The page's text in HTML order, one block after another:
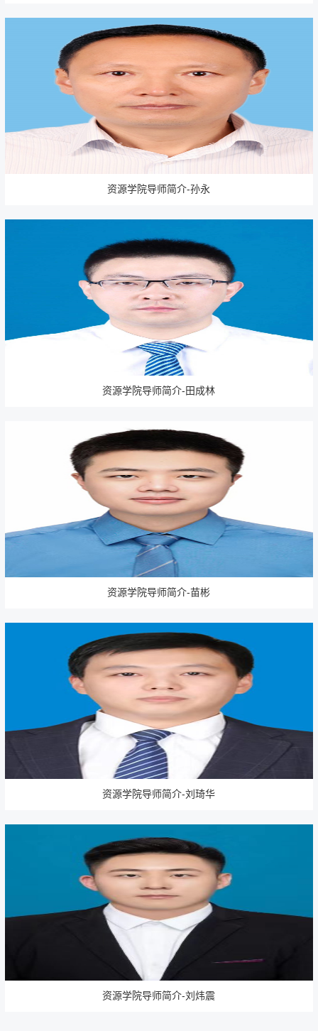
资源学院导师简介-孙永
资源学院导师简介-田成林
资源学院导师简介-苗彬
资源学院导师简介-刘琦华
资源学院导师简介-刘炜震